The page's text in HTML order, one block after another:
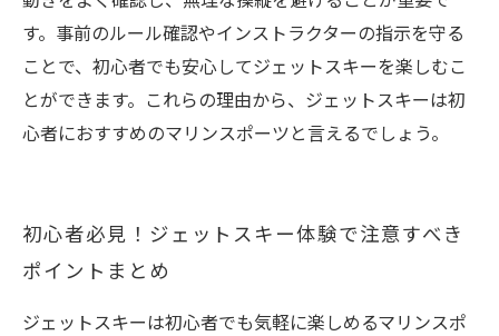
す。事前のルール確認やインストラクターの指示を守る
ことで、初心者でも安心してジェットスキーを楽しむこ
とができます。これらの理由から、ジェットスキーは初
心者におすすめのマリンスポーツと言えるでしょう。
初心者必見！ジェットスキー体験で注意すべき
ポイントまとめ
ジェットスキーは初心者でも気軽に楽しめるマリンスポ